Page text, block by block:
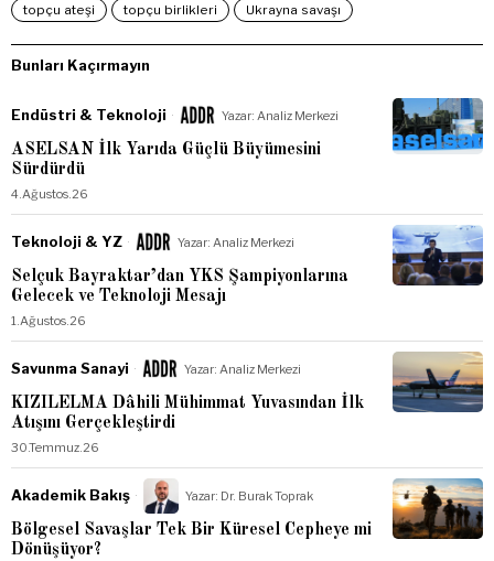
topçu ateşi
topçu birlikleri Ukrayna savaşı
Bunları Kaçırmayın
Endüstri & Teknoloji Yazar: Analiz Merkezi
ASELSAN İlk Yarıda Güçlü Büyümesini
Sürdürdü
4.Ağustos.26
Teknoloji & YZ Yazar: Analiz Merkezi
Selçuk Bayraktar’dan YKS Şampiyonlarına
Gelecek ve Teknoloji Mesajı
1.Ağustos.26
Savunma Sanayi Yazar: Analiz Merkezi
KIZILELMA Dâhili Mühimmat Yuvasından İlk
Atışını Gerçekleştirdi
30.Temmuz.26
Akademik Bakış Yazar: Dr. Burak Toprak
Bölgesel Savaşlar Tek Bir Küresel Cepheye mi
Dönüşüyor?